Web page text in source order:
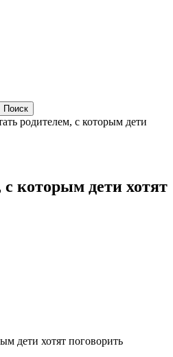
родителем, с которым дети
с которым дети хотят